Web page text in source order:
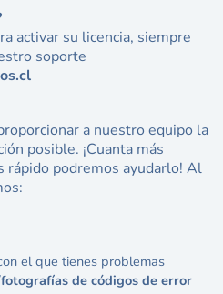
activar su licencia, siempre
soporte
a nuestro equipo la
posible. ¡Cuanta más
rápido podremos ayudarlo! Al
el que tienes problemas
de códigos de error